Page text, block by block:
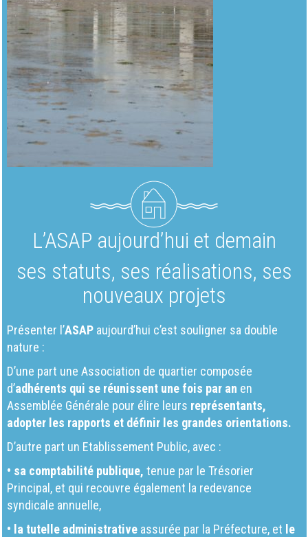
L’ASAP aujourd’hui et demain
ses statuts, ses réalisations, ses
nouveaux projets
Présenter l’ASAP aujourd’hui c’est souligner sa double
nature :
D’une part une Association de quartier composée
d’adhérents qui se réunissent une fois par an en
Assemblée Générale pour élire leurs représentants,
adopter les rapports et définir les grandes orientations.
D’autre part un Etablissement Public, avec :
• sa comptabilité publique, tenue par le Trésorier
Principal, et qui recouvre également la redevance
syndicale annuelle,
• la tutelle administrative assurée par la Préfecture, et le